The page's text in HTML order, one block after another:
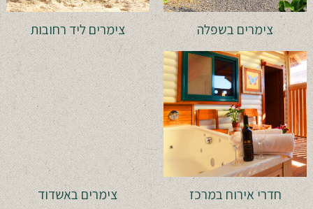
צימרים בשפלה צימרים ליד רחובות
חדרי אירוח במרכז צימרים באשדוד